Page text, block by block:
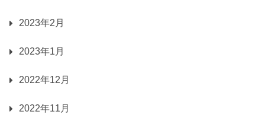
2023年2月
2023年1月
2022年12月
2022年11月